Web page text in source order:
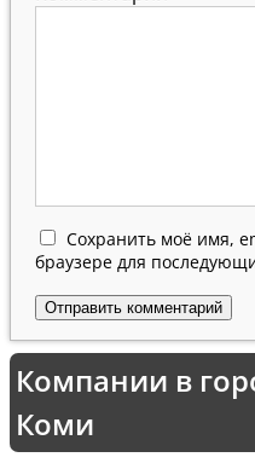
Сохранить моё имя,
браузере для
Компании в
Коми